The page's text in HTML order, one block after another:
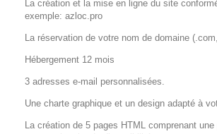
La création et la mise en ligne du site
exemple: azloc.pro
La réservation de votre nom de domaine
Hébergement 12 mois
3 adresses e-mail personnalisées.
Une charte graphique et un design adapté à
La création de 5 pages HTML comprenant une